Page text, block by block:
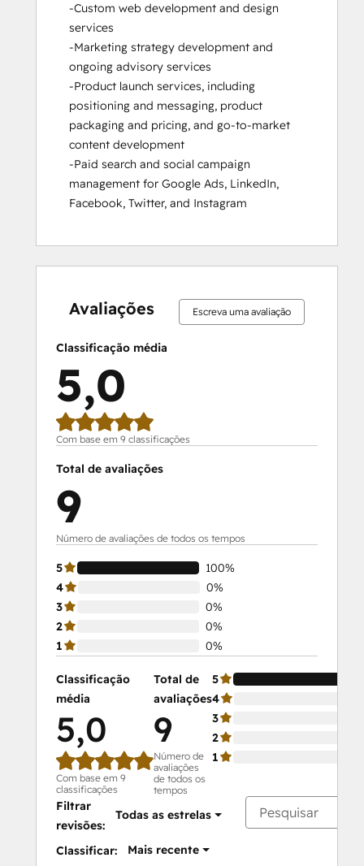
-Custom web development and design
services
-Marketing strategy development and
ongoing advisory services
-Product launch services, including
positioning and messaging, product
packaging and pricing, and go-to-market
content development
-Paid search and social campaign
management for Google Ads, LinkedIn,
Facebook, Twitter, and Instagram
Avaliações Escreva uma avaliação
Classificação média
5,0
Com base em 9 classificações
Total de avaliações
9
Número de avaliações de todos os tempos
5
100%
4
0%
3
0%
2
0%
1
0%
Classificação
média
5,0
Com base em 9
classificações
Total de
avaliações
9
Número de
avaliações
de todos os
tempos
5
4
3
2
1
Filtrar
revisões:
Todas as estrelas
Classificar: Mais recente